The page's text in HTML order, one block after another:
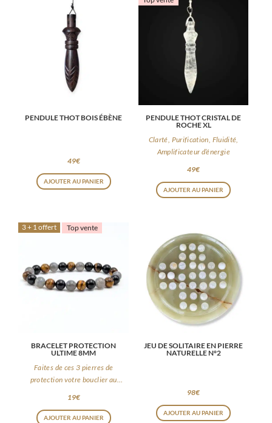
PENDULE THOT BOIS ÉBÈNE
49€
AJOUTER AU PANIER
PENDULE THOT CRISTAL DE
ROCHE XL
Clarté, Purification, Fluidité,
Amplificateur d’énergie
49€
AJOUTER AU PANIER
3 + 1 offert Top vente
BRACELET PROTECTION
ULTIME 8MM
Faites de ces 3 pierres de
protection votre bouclier au
19€
AJOUTER AU PANIER
JEU DE SOLITAIRE EN PIERRE
NATURELLE N°2
98€
AJOUTER AU PANIER